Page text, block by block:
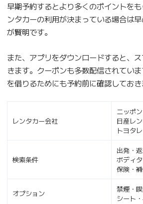
早期予約するとより多くのポイントを
ンタカーの利用が決まっている場合は
が賢明です。
また、アプリをダウンロードすると、
きます。クーポンも多数配信されてい
を借りるためにも予約前に確認しておき
レンタカー会社
ニッポ
日産レ
トヨタ
検索条件
出発・
ボディ
保険・
オプション
禁煙・
シート